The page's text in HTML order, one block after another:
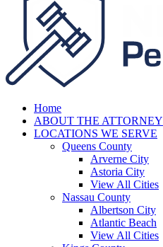
Home
ABOUT THE ATTORNEY
LOCATIONS WE SERVE
Queens County
Arverne City
Astoria City
View All Cities
Nassau County
Albertson City
Atlantic Beach
View All Cities